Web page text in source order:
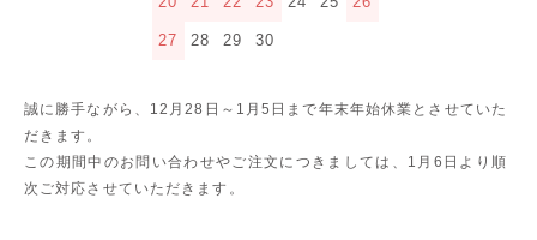
27 28 29 30
誠に勝手ながら、12月28日～1月5日まで年末年始休業とさせていた
だきます。
この期間中のお問い合わせやご注文につきましては、1月6日より順
次ご対応させていただきます。